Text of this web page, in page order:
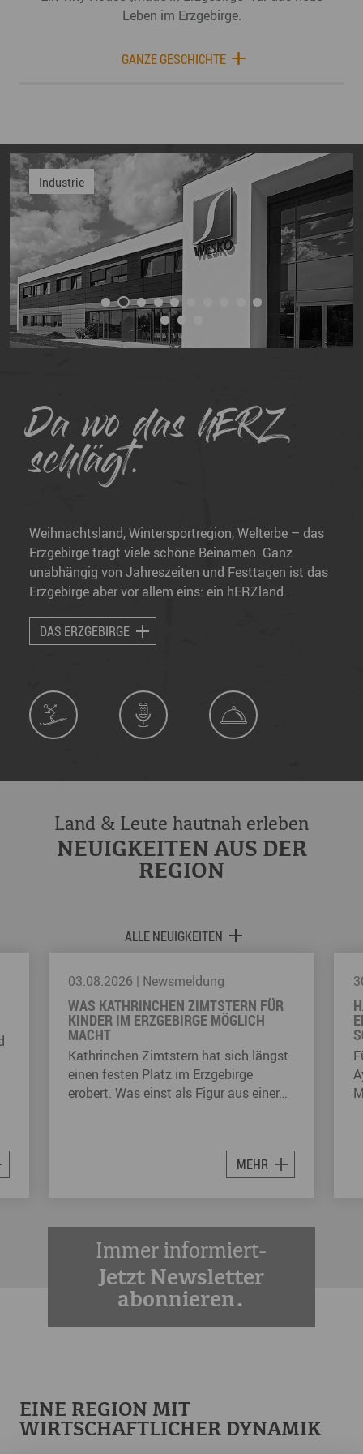
Leben im Erzgebirge.
GANZE GESCHICHTE
Da wo das hERZ
schlägt.
Weihnachtsland, Wintersportregion, Welterbe – das
Erzgebirge trägt viele schöne Beinamen. Ganz
unabhängig von Jahreszeiten und Festtagen ist das
Erzgebirge aber vor allem eins: ein hERZland.
DAS ERZGEBIRGE
Industrie
Land & Leute hautnah erleben
NEUIGKEITEN AUS DER
REGION
ALLE NEUIGKEITEN
03.08.2026 | Newsmeldung
WAS KATHRINCHEN ZIMTSTERN FÜR
KINDER IM ERZGEBIRGE MÖGLICH
MACHT
Kathrinchen Zimtstern hat sich längst
einen festen Platz im Erzgebirge
erobert. Was einst als Figur aus einer…
MEHR
Immer informiert-
Jetzt Newsletter
abonnieren.
EINE REGION MIT
WIRTSCHAFTLICHER DYNAMIK